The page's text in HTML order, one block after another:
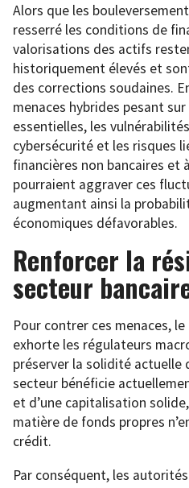
Alors que les
resserré les conditions de
valorisations des actifs
historiquement élevés et
des corrections soudaines.
menaces hybrides pesant
essentielles, les
cybersécurité et les risques
financières non bancaires et
pourraient aggraver ces
augmentant ainsi la
économiques défavorables.
Renforcer la
secteur
Pour contrer ces menaces,
exhorte les régulateurs
préserver la solidité actuelle
secteur bénéficie
et d’une capitalisation
matière de fonds propres
crédit.
Par conséquent, les